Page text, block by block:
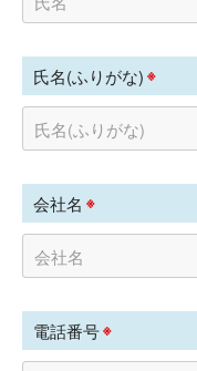
氏名(ふりがな) ※
会社名 ※
電話番号※